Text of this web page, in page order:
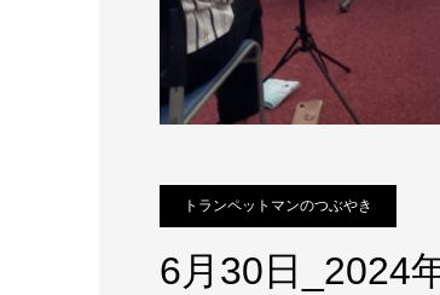
トランペットマンのつぶやき
6月30日_2024